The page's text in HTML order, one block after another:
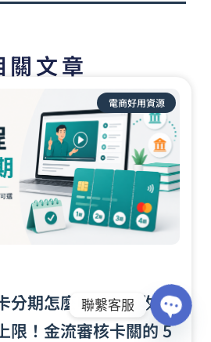
關文章
電商好用資源
分期怎麼申請? 免收保
限！金流審核卡關的 5
聯繫客服
Open
chaty